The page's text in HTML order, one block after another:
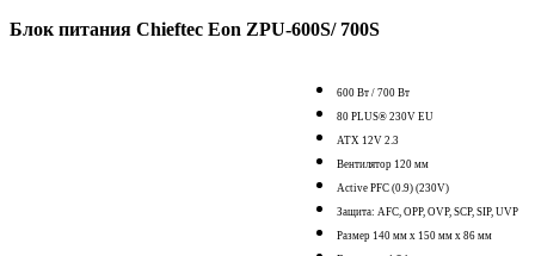
Блок питания Chieftec Eon ZPU-600S/ 700S
600 Вт / 700 Вт
80 PLUS® 230V EU
ATX 12V 2.3
Вентилятор 120 мм
Active PFC (0.9) (230V)
Защита: AFC, OPP, OVP, SCP, SIP, UVP
Размер 140 мм x 150 мм x 86 мм